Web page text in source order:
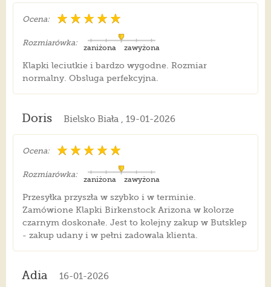
Ocena:
Rozmiarówka:
zawyżona
zaniżona
Klapki leciutkie i bardzo wygodne. Rozmiar
normalny. Obsluga perfekcyjna.
Doris Bielsko Biała , 19-01-2026
Ocena:
Rozmiarówka:
zawyżona
zaniżona
Przesyłka przyszła w szybko i w terminie.
Zamówione Klapki Birkenstock Arizona w kolorze
czarnym doskonałe. Jest to kolejny zakup w Butsklep
- zakup udany i w pełni zadowala klienta.
Adia 16-01-2026